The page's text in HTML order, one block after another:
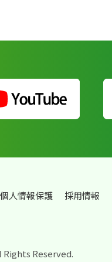
個人情報保護 採用情報
Reserved.